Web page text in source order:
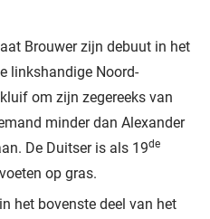
Brouwer zijn debuut in het
linkshandige Noord-
om zijn zegereeks van
minder dan Alexander
De Duitser is als 19de
op gras.
het bovenste deel van het